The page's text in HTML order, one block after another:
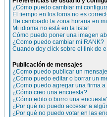
¿Cómo puedo cambiar mi
El tiempo en los foros no es
He cambiado la zona horaria en
Mi idioma no está en la lista!
Cómo puedo poner una imagen
¿Como puedo cambiar mi RANK?
Cuando doy click sobre el link de
Publicación de mensajes
¿Como puedo publicar un
¿Cómo puedo editar o borrar un
¿Como puedo agregar una firma
¿Cómo creo una encuesta?
¿Cómo edito o borro una
¿Por qué no puedo accesar a
¿Por qué no puedo votar en las